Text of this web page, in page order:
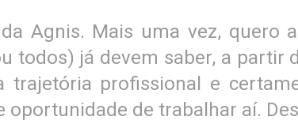
da Agnis. Mais uma vez, quero
todos) já devem saber, a partir
trajetória profissional e
oportunidade de trabalhar aí.